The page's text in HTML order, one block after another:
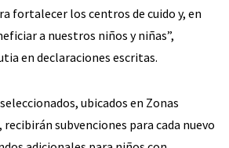
fortalecer los centros de cuido y, en
a nuestros niños y niñas”,
en declaraciones escritas.
ubicados en Zonas
recibirán subvenciones para cada nuevo